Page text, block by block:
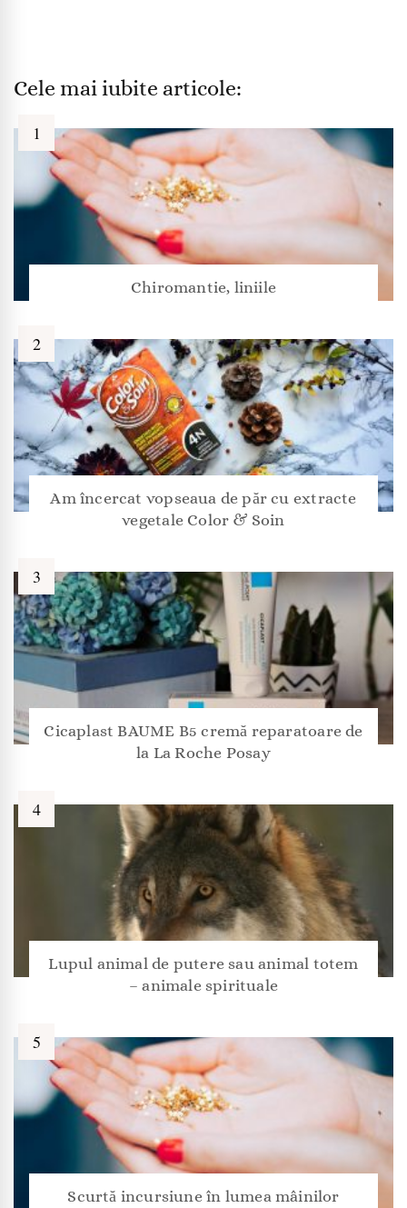
Cele mai iubite articole:
Chiromantie, liniile
Am încercat vopseaua de păr cu extracte
vegetale Color & Soin
Cicaplast BAUME B5 cremă reparatoare de
la La Roche Posay
Lupul animal de putere sau animal totem
– animale spirituale
Scurtă incursiune în lumea mâinilor